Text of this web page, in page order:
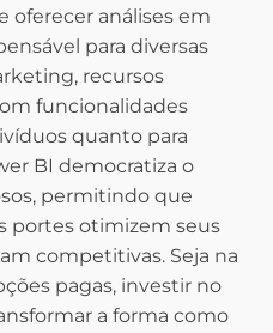
oferecer análises em
para diversas
recursos
funcionalidades
quanto para
BI democratiza o
permitindo que
portes otimizem seus
competitivas. Seja na
pagas, investir no
a forma como